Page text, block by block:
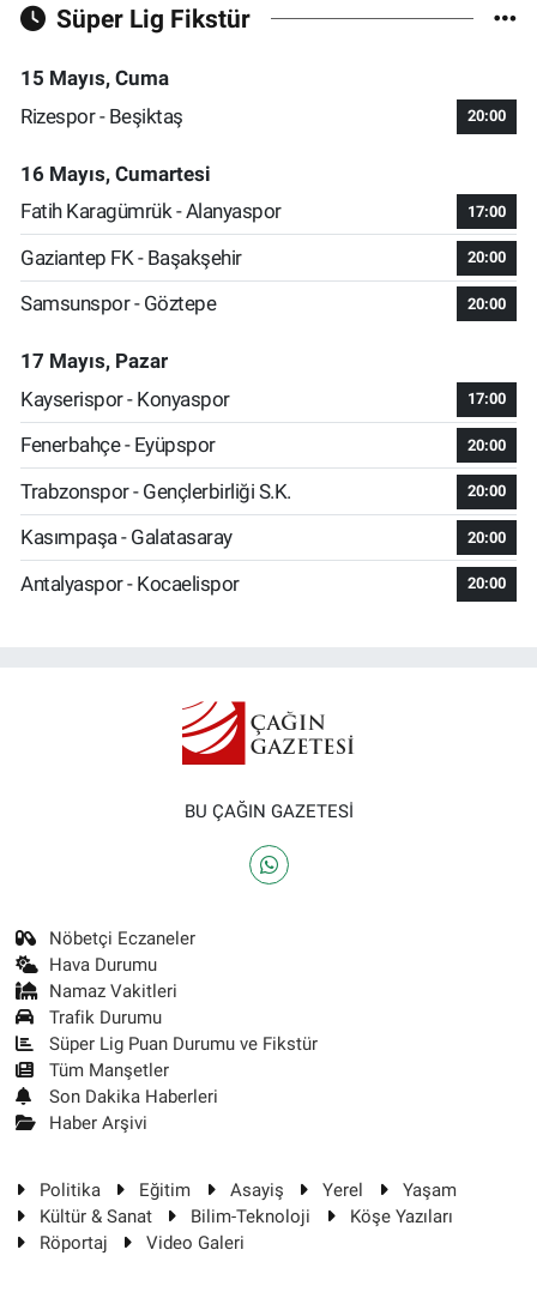
Süper Lig Fikstür
15 Mayıs, Cuma
Rizespor - Beşiktaş
20:00
16 Mayıs, Cumartesi
Fatih Karagümrük - Alanyaspor
17:00
Gaziantep FK - Başakşehir 20:00
Samsunspor - Göztepe 20:00
17 Mayıs, Pazar
Kayserispor - Konyaspor
17:00
Fenerbahçe - Eyüpspor 20:00
Trabzonspor - Gençlerbirliği S.K. 20:00
Kasımpaşa - Galatasaray 20:00
Antalyaspor - Kocaelispor 20:00
BU ÇAĞIN GAZETESİ
Nöbetçi Eczaneler
Hava Durumu
Namaz Vakitleri
Trafik Durumu
Süper Lig Puan Durumu ve Fikstür
Tüm Manşetler
Son Dakika Haberleri
Haber Arşivi
Politika Eğitim Asayiş Yerel
Yaşam
Kültür & Sanat
Bilim-Teknoloji
Köşe Yazıları
Röportaj
Video Galeri